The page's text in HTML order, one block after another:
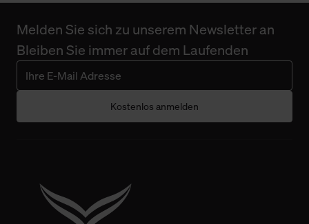
Melden Sie sich zu unserem Newsletter an
Bleiben Sie immer auf dem Laufenden
Kostenlos anmelden